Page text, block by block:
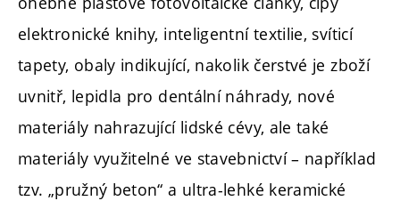
elektronické knihy, inteligentní textilie, svíticí
tapety, obaly indikující, nakolik čerstvé je zboží
uvnitř, lepidla pro dentální náhrady, nové
materiály nahrazující lidské cévy, ale také
materiály využitelné ve stavebnictví – například
tzv. „pružný beton“ a ultra-lehké keramické